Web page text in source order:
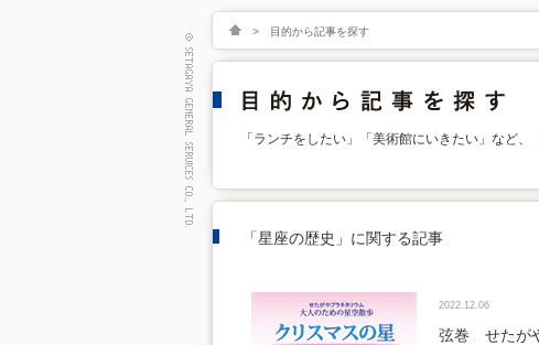
> 目的から記事を探す
「ランチをしたい」「美術館にいきたい」など、
「星座の歴史」に関する記事
2022.12.06
弦巻 せたが